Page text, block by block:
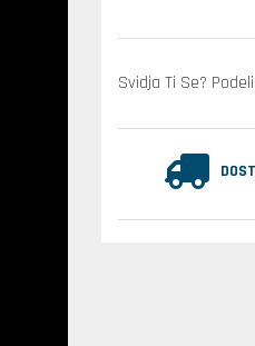
Svidja Ti Se? Podeli: